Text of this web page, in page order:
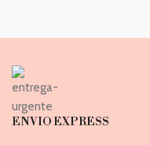
ENVIO EXPRESS